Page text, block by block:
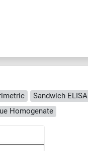
Sandwich ELISA
Homogenate